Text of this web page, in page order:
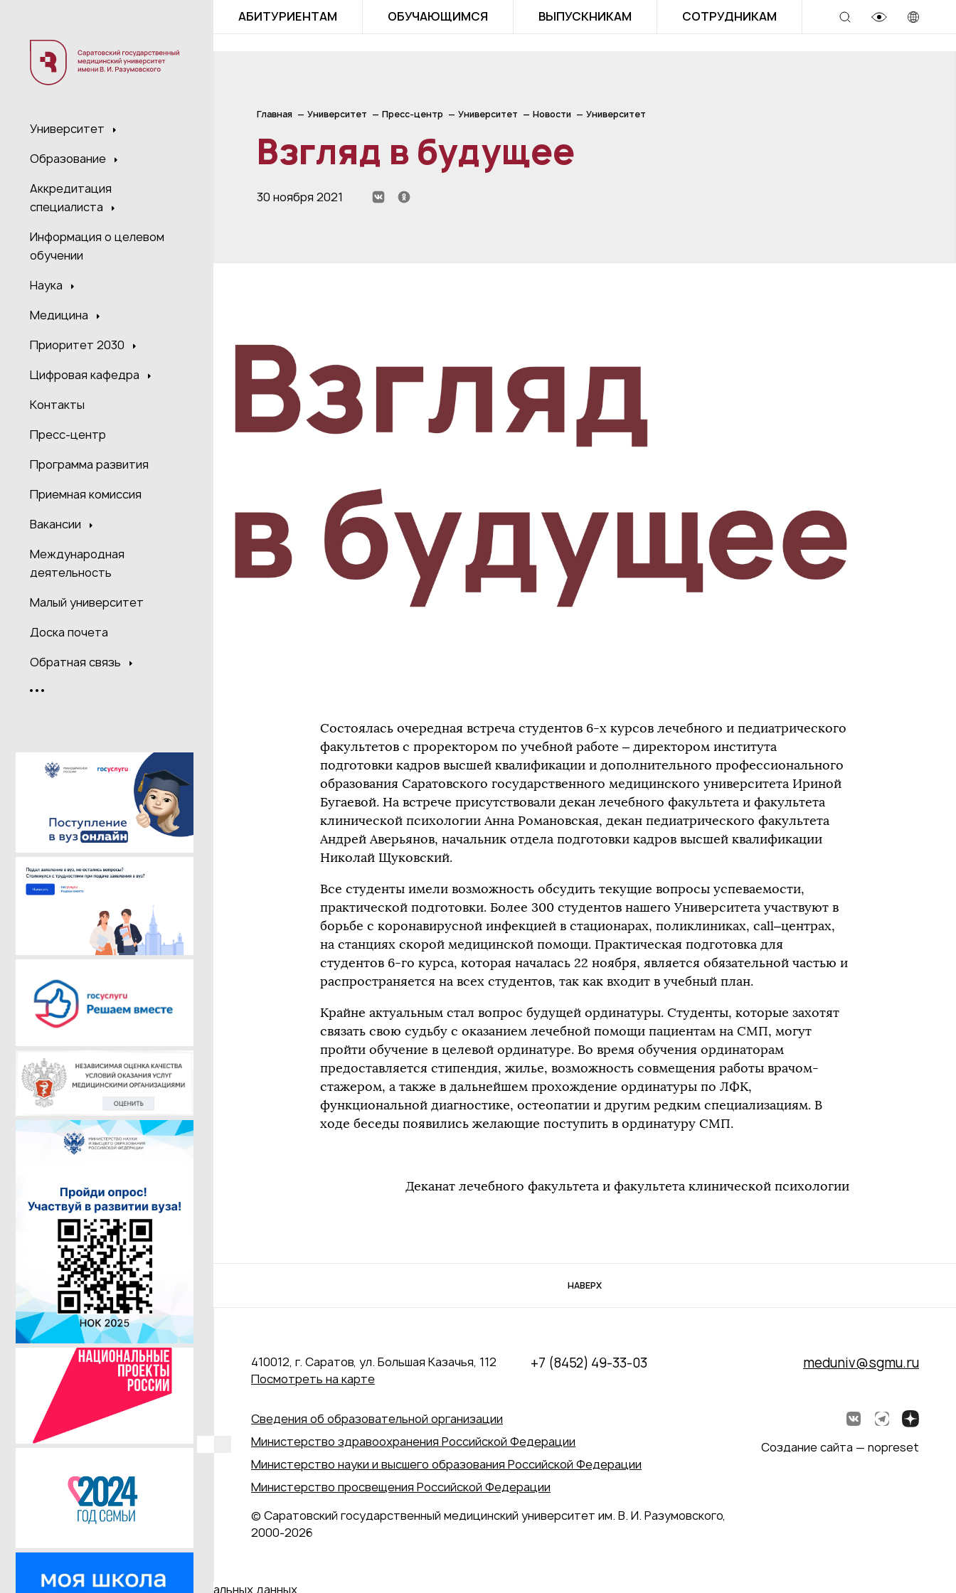
Университет
Образование
Аккредитация
специалиста
Информация о целевом
обучении
Наука
Медицина
Приоритет 2030
Цифровая кафедра
Контакты
Пресс-центр
Программа развития
Приемная комиссия
Вакансии
Международная
деятельность
Малый университет
Доска почета
Обратная связь
АБИТУРИЕНТАМ ОБУЧАЮЩИМСЯ ВЫПУСКНИКАМ СОТРУДНИКАМ
Главная Университет Пресс-центр Университет Новости Университет
Взгляд в будущее
30 ноября 2021
Состоялась очередная встреча студентов 6-х курсов лечебного и педиатрического
факультетов с проректором по учебной работе – директором института
подготовки кадров высшей квалификации и дополнительного профессионального
образования Саратовского государственного медицинского университета Ириной
Бугаевой. На встрече присутствовали декан лечебного факультета и факультета
клинической психологии Анна Романовская, декан педиатрического факультета
Андрей Аверьянов, начальник отдела подготовки кадров высшей квалификации
Николай Щуковский.
Все студенты имели возможность обсудить текущие вопросы успеваемости,
практической подготовки. Более 300 студентов нашего Университета участвуют в
борьбе с коронавирусной инфекцией в стационарах, поликлиниках, сall–центрах,
на станциях скорой медицинской помощи. Практическая подготовка для
студентов 6-го курса, которая началась 22 ноября, является обязательной частью и
распространяется на всех студентов, так как входит в учебный план.
Крайне актуальным стал вопрос будущей ординатуры. Студенты, которые захотят
связать свою судьбу с оказанием лечебной помощи пациентам на СМП, могут
пройти обучение в целевой ординатуре. Во время обучения ординаторам
предоставляется стипендия, жилье, возможность совмещения работы врачом-
стажером, а также в дальнейшем прохождение ординатуры по ЛФК,
функциональной диагностике, остеопатии и другим редким специализациям. В
ходе беседы появились желающие поступить в ординатуру СМП.
Деканат лечебного факультета и факультета клинической психологии
НАВЕРХ
410012, г. Саратов, ул. Большая Казачья, 112
Посмотреть на карте
+7 (8452) 49-33-03 meduniv@sgmu.ru
Сведения об образовательной организации
Министерство здравоохранения Российской Федерации
Министерство науки и высшего образования Российской Федерации
Министерство просвещения Российской Федерации
© Саратовский государственный медицинский университет им. В. И. Разумовского,
2000‑2026
Создание сайта — nopreset
Даю согласие на обработку персональных данных